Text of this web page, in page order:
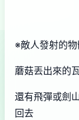
※敵人發射的
蘑菇丟出來的
還有飛彈或劍
回去